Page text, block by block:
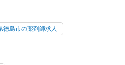
徳島市の薬剤師求人